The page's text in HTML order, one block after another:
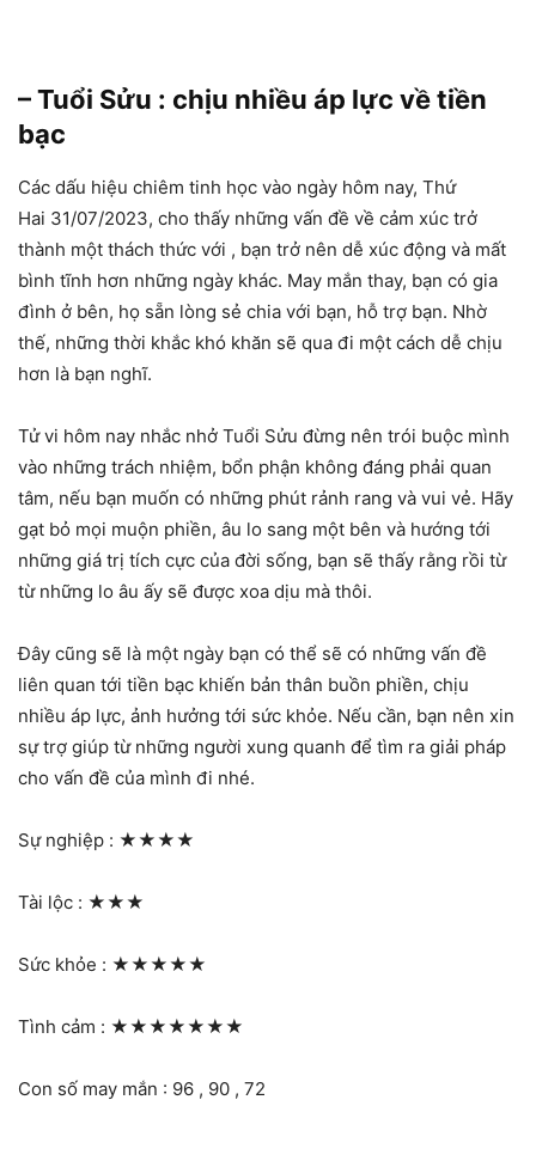
– Tuổi Sửu : chịu nhiều áp lực về tiền
bạc
Các dấu hiệu chiêm tinh học vào ngày hôm nay, Thứ
Hai 31/07/2023, cho thấy những vấn đề về cảm xúc trở
thành một thách thức với , bạn trở nên dễ xúc động và mất
bình tĩnh hơn những ngày khác. May mắn thay, bạn có gia
đình ở bên, họ sẵn lòng sẻ chia với bạn, hỗ trợ bạn. Nhờ
thế, những thời khắc khó khăn sẽ qua đi một cách dễ chịu
hơn là bạn nghĩ.
Tử vi hôm nay nhắc nhở Tuổi Sửu đừng nên trói buộc mình
vào những trách nhiệm, bổn phận không đáng phải quan
tâm, nếu bạn muốn có những phút rảnh rang và vui vẻ. Hãy
gạt bỏ mọi muộn phiền, âu lo sang một bên và hướng tới
những giá trị tích cực của đời sống, bạn sẽ thấy rằng rồi từ
từ những lo âu ấy sẽ được xoa dịu mà thôi.
Đây cũng sẽ là một ngày bạn có thể sẽ có những vấn đề
liên quan tới tiền bạc khiến bản thân buồn phiền, chịu
nhiều áp lực, ảnh hưởng tới sức khỏe. Nếu cần, bạn nên xin
sự trợ giúp từ những người xung quanh để tìm ra giải pháp
cho vấn đề của mình đi nhé.
Sự nghiệp : ★★★★
Tài lộc : ★★★
Sức khỏe : ★★★★★
Tình cảm : ★★★★★★★
Con số may mắn : 96 , 90 , 72